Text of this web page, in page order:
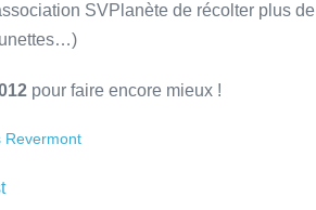
SVPlanète de récolter plus de
pour faire encore mieux !
Revermont